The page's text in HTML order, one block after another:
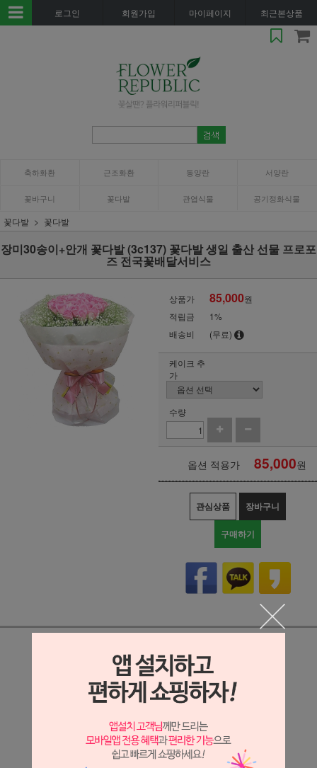
로그인 회원가입 마이페이지 최근본상품
축하화환 근조화환 동양란 서양란
꽃바구니 꽃다발 관엽식물 공기정화식물
꽃다발 꽃다발
장미30송이+안개 꽃다발 (3c137) 꽃다발 생일 출산 선물 프로포
즈 전국꽃배달서비스
상품가 85,000원
적립금
1%
배송비
(무료)
케이크 추
가
수량
옵션 적용가 85,000원
관심상품 장바구니
구매하기
상세정보 새창 열기
상세 정보를 확대해 보실 수 있습니다.
※ 필독해주세요 ※